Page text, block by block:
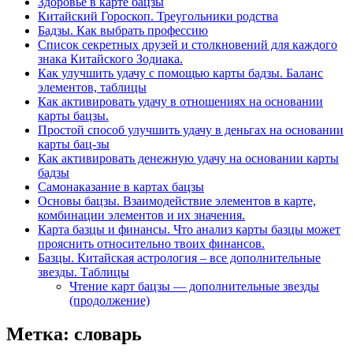
Китайский Гороскоп. Треугольники родства
Бадзы. Как выбрать профессию
Список секретных друзей и cтолкновений для каждого
знака Китайского Зодиака.
Как улучшить удачу с помощью карты бадзы. Баланс
элементов, таблицы
Как активировать удачу в отношениях на основании
карты бацзы.
Простой способ улучшить удачу в деньгах на основании
карты бац-зы
Как активировать денежную удачу на основании карты
бадзы
Самонаказание в картах бацзы
Основы бацзы. Взаимодействие элементов в карте,
комбинации элементов и их значения.
Карта базцы и финансы. Что анализ карты базцы может
прояснить относительно твоих финансов.
Базцы. Китайская астрология – все дополнительные
звезды. Таблицы
Чтение карт бацзы — дополнительные звезды
(продолжение)
Метка: словарь